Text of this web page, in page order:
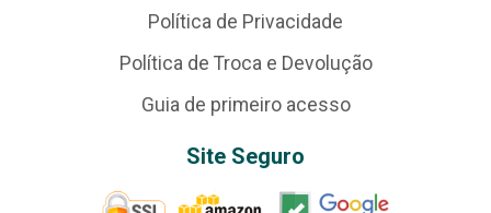
Política de Privacidade
Política de Troca e Devolução
Guia de primeiro acesso
Site Seguro